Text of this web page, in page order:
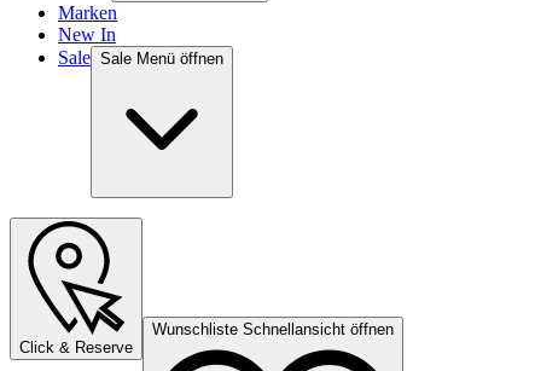
Marken
New In
Sale Sale Menü öffnen
Click & Reserve
Wunschliste Schnellansicht öffnen